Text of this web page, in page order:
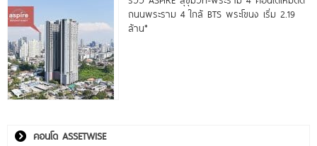
ถนนพระราม 4 ใกล้ BTS พระโขนง เริ่ม 2.19
ล้าน*
คอนโด ASSETWISE